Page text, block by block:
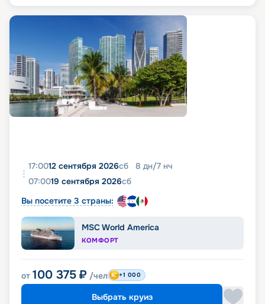
17:0012 сентября 2026сб 8 дн/7 нч
07:0019 сентября 2026сб
Вы посетите 3 страны:
MSC World America
КОМФОРТ
от 100 375 ₽ /чел +1 000
Выбрать круиз